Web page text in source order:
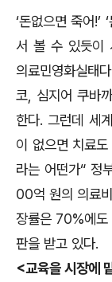
‘돈없으면 죽어!’
서 볼 수 있듯이
의료민영화실태
코, 심지어 쿠바
한다. 그런데 세
이 없으면 치료
라는 어떤가“
00억 원의 의료
장률은 70%에도
판을 받고 있다.
<교육을 시장에